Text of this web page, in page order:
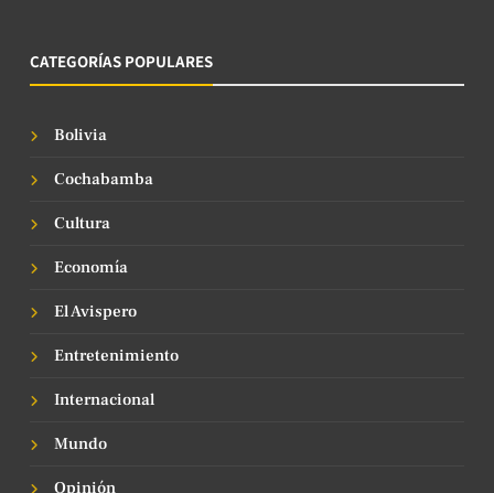
CATEGORÍAS POPULARES
Bolivia
Cochabamba
Cultura
Economía
El Avispero
Entretenimiento
Internacional
Mundo
Opinión